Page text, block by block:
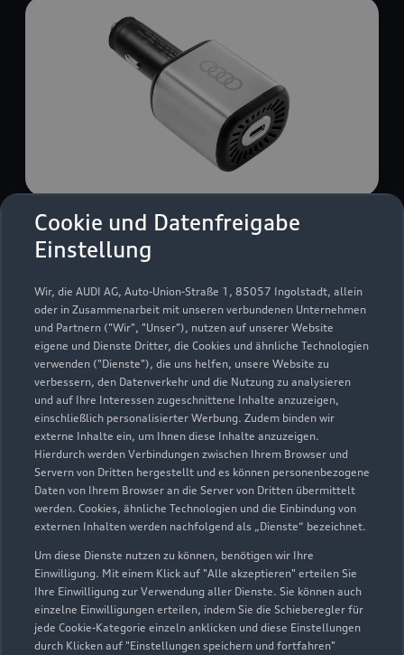
Cookie und Datenfreigabe
Einstellung
Wir, die AUDI AG, Auto-Union-Straße 1, 85057 Ingolstadt, allein
oder in Zusammenarbeit mit unseren verbundenen Unternehmen
und Partnern ("Wir", "Unser"), nutzen auf unserer Website
eigene und Dienste Dritter, die Cookies und ähnliche Technologien
verwenden ("Dienste"), die uns helfen, unsere Website zu
verbessern, den Datenverkehr und die Nutzung zu analysieren
und auf Ihre Interessen zugeschnittene Inhalte anzuzeigen,
einschließlich personalisierter Werbung. Zudem binden wir
externe Inhalte ein, um Ihnen diese Inhalte anzuzeigen.
Hierdurch werden Verbindungen zwischen Ihrem Browser und
Servern von Dritten hergestellt und es können personenbezogene
Daten von Ihrem Browser an die Server von Dritten übermittelt
werden. Cookies, ähnliche Technologien und die Einbindung von
externen Inhalten werden nachfolgend als „Dienste“ bezeichnet.
Um diese Dienste nutzen zu können, benötigen wir Ihre
Einwilligung. Mit einem Klick auf "Alle akzeptieren" erteilen Sie
Ihre Einwilligung zur Verwendung aller Dienste. Sie können auch
einzelne Einwilligungen erteilen, indem Sie die Schieberegler für
jede Cookie-Kategorie einzeln anklicken und diese Einstellungen
durch Klicken auf "Einstellungen speichern und fortfahren"
USB Power-Ladegerät
USB Power-Ladegerät für schnelles und
komfortables Laden von Mobiltelefonen, Tablets
oder Laptops.
Zur Audi Shopping World
Audi Pflegemitteltasche
Sommer